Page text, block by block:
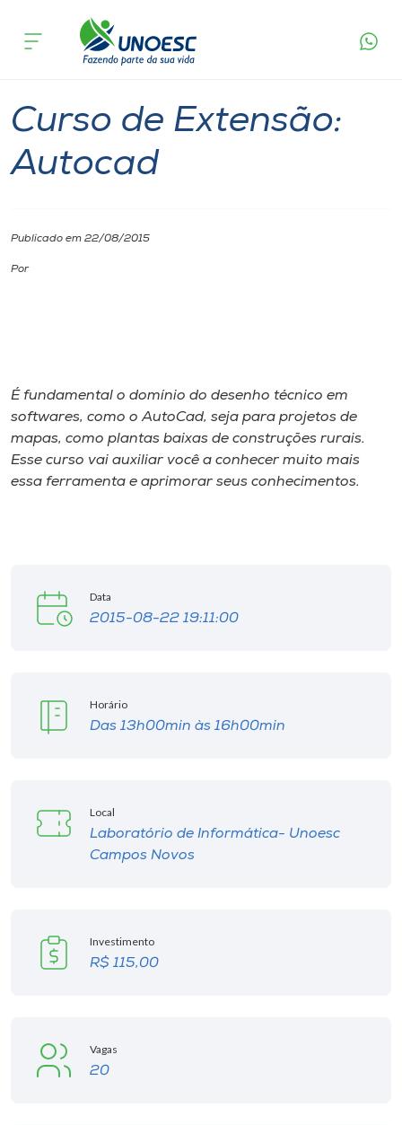
Cursos
Pesquisa
Internacionalização
I.nova
CPA
Editora
Museu
Curso de Extensão:
Autocad
Publicado em 22/08/2015
Por
É fundamental o domínio do desenho técnico em
softwares, como o AutoCad, seja para projetos de
mapas, como plantas baixas de construções rurais.
Esse curso vai auxiliar você a conhecer muito mais
essa ferramenta e aprimorar seus conhecimentos.
Data
2015-08-22 19:11:00
Horário
Das 13h00min às 16h00min
Local
Laboratório de Informática- Unoesc
Campos Novos
Investimento
R$ 115,00
Vagas
20